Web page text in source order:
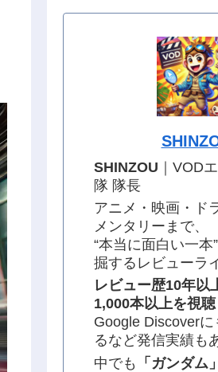
SHINZOU ｜VOD
隊 隊長
アニメ・映画・ド
メンタリーまで、
“本当に面白い一本
掘するレビューラ
レビュー歴10年以
1,000本以上を視
Google Discover
るなど発信実績も
中でも
「ガンダム